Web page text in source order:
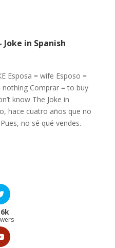
in Spanish
Esposa = wife Esposo =
nothing Comprar = to buy
know The Joke in
hace cuatro años que no
no sé qué vendes.